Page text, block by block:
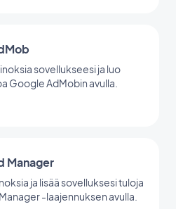
sovellukseesi ja luo
Google AdMobin avulla.
Manager
ja lisää sovelluksesi tuloja
-laajennuksen avulla.